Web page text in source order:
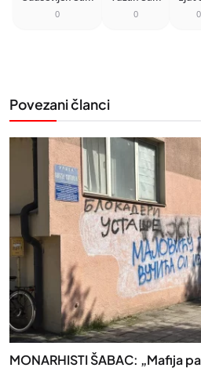
0 0 0
Povezani članci
MONARHISTI ŠABAC: „Mafija